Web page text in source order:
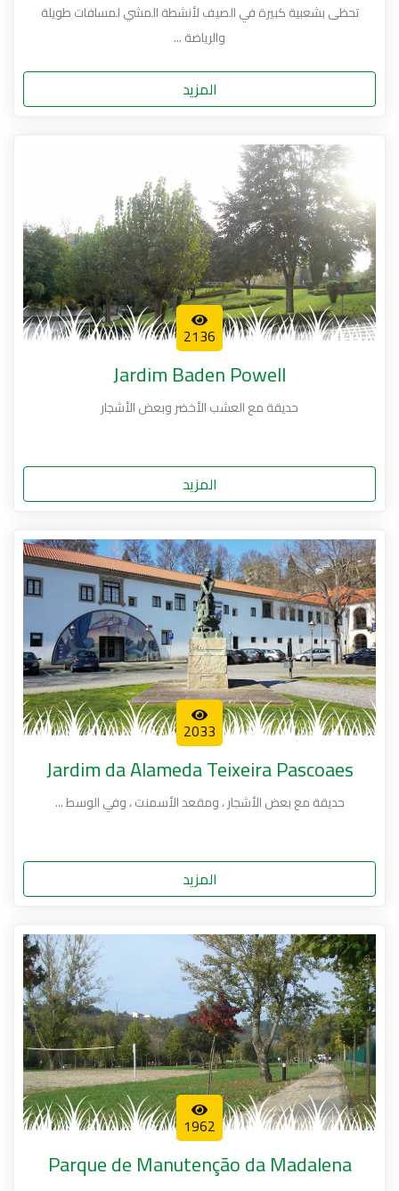
تحظى بشعبية كبيرة في الصيف لأنشطة المشي لمسافات طويلة
والرياضة ...
المزيد
2136
Jardim Baden Powell
حديقة مع العشب الأخضر وبعض الأشجار
المزيد
2033
Jardim da Alameda Teixeira Pascoaes
حديقة مع بعض الأشجار ، ومقعد الأسمنت ، وفي الوسط ...
المزيد
1962
Parque de Manutenção da Madalena